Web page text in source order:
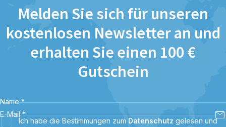
Melden Sie sich für unseren
kostenlosen Newsletter an und
erhalten Sie einen 100 €
Gutschein
Name *
E-Mail *
Ich habe die Bestimmungen zum Datenschutz gelesen und